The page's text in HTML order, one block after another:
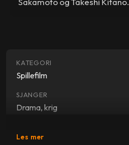
KATEGORI
Spillefilm
SJANGER
Drama, krig
David Bowie
Les mer